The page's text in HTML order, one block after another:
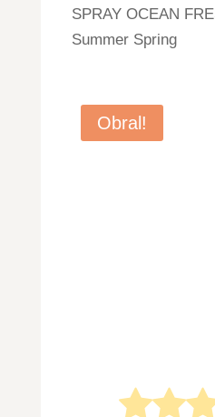
SPRAY OCEAN
Summer Spring
Obral!